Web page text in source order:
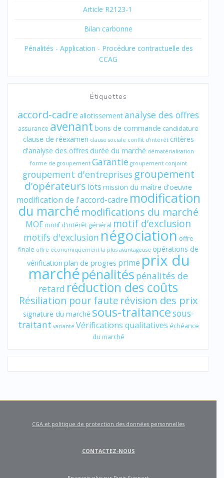
Article R2123-1
Bilan carbonne
Pénalités - Application - Procédure contractuelle des
CCAG
Étiquettes
accord-cadre allotissementanalyse des offres
assurance avenant bons de commande candidature
clause de réexamen clause sociale conflit d'intérêt critères
d'analyse des offres durée du marché dématérialisation
forme de groupement Garantie groupement conjoint
groupement d'entreprises groupement
d'opérateurs lots mission du maître d'oeuvre
modification de l'accord-cadre modification
du marché modifications du marché
MOE motif d'intérêt général motif d’exclusion
motifs d'exclusion négociation offre
finale offre économiquement la plus avantageuse opérations de
vérification plan de progres prime prix du
marchépénalités pénalités de
retard réduction des coûts
Résiliation pour faute révision des prix
signature du marché sous-traitancesous-
traitant variante Vérifications qualitatives échéance
du marché
CGA et politique de protection des données personnelles
CONTACTEZ-NOUS